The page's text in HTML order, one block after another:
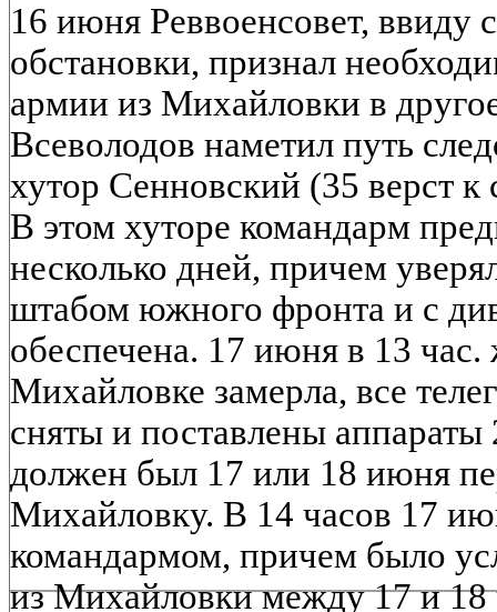
16 июня Реввоенсовет, ввиду
обстановки, признал
армии из Михайловки в
Всеволодов наметил путь
хутор Сенновский (35 верст к
В этом хуторе командарм
несколько дней, причем
штабом южного фронта и с
обеспечена. 17 июня в 13
Михайловке замерла, все
сняты и поставлены
должен был 17 или 18 июня
Михайловку. В 14 часов 17
командармом, причем было
из Михайловки между 17 и 18